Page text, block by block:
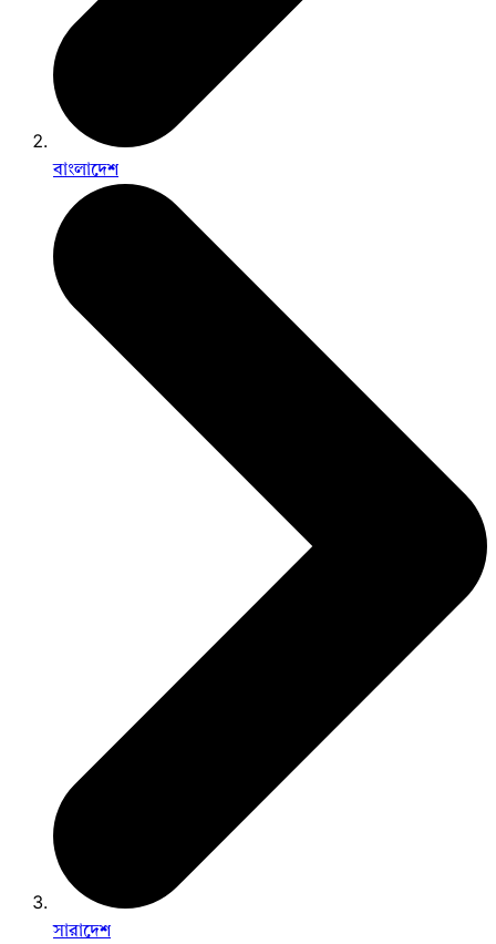
বাংলাদেশ
সারাদেশ